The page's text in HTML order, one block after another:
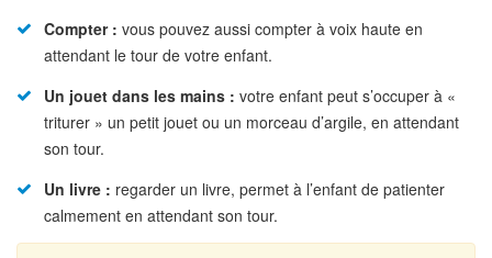
Compter : vous pouvez aussi compter à voix haute en
attendant le tour de votre enfant.
Un jouet dans les mains : votre enfant peut s’occuper à «
triturer » un petit jouet ou un morceau d’argile, en attendant
son tour.
Un livre : regarder un livre, permet à l’enfant de patienter
calmement en attendant son tour.